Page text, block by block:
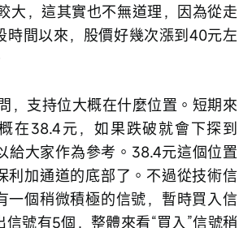
大，這其實也不無道理，因為從走
時間以來，股價好幾次漲到40元左
在38.4元，如果跌破就會下探到
給大家作為參考。38.4元這個位置
利加通道的底部了。不過從技術信
一個稍微積極的信號，暫時買入信
信號有5個，整體來看“買入”信號稍